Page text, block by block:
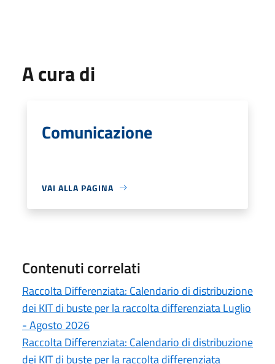
A cura di
Comunicazione
VAI ALLA PAGINA
Contenuti correlati
Raccolta Differenziata: Calendario di distribuzione
dei KIT di buste per la raccolta differenziata Luglio
- Agosto 2026
Raccolta Differenziata: Calendario di distribuzione
dei KIT di buste per la raccolta differenziata